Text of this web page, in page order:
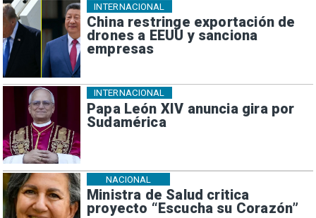
China restringe exportación de
drones a EEUU y sanciona
empresas
INTERNACIONAL
Papa León XIV anuncia gira por
Sudamérica
INTERNACIONAL
Ministra de Salud critica
proyecto “Escucha su Corazón”
NACIONAL